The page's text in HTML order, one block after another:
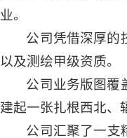
业。
公司凭借深厚的
以及测绘甲级资质。
公司业务版图覆
建起一张扎根西北、
公司汇聚了一支